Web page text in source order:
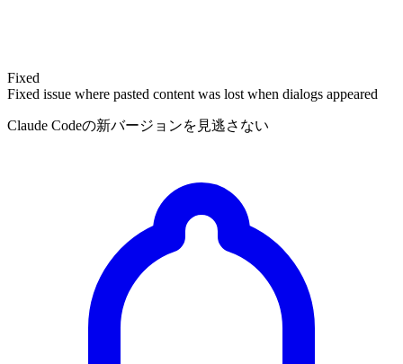
Fixed
Fixed issue where pasted content was lost when dialogs appeared
Claude Codeの新バージョンを見逃さない